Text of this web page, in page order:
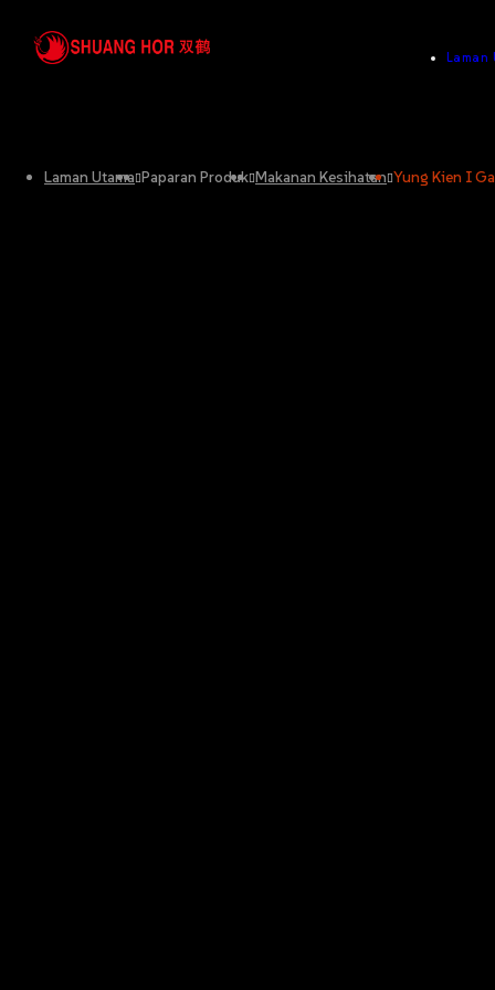
Laman
Laman Utama Paparan Produk Makanan Kesihatan Yung Kien I